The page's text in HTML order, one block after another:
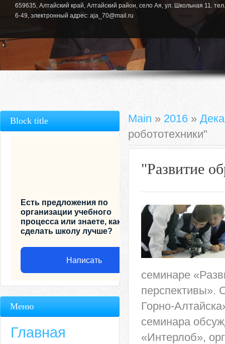
659635, Алтайский край, Алтайский район, село Ая, ул. Школьная 11.
6-49, электронный адрес: aja_70@mail.ru
Main » 2016 »
робототехники"
"Развитие
семинаре
перспективы».
Горно-
семинара
«Интерлоб»,
Block title
Есть предложения по
организации учебного
процесса или знаете, как
сделать школу лучше?
Написать
Меню
Главная